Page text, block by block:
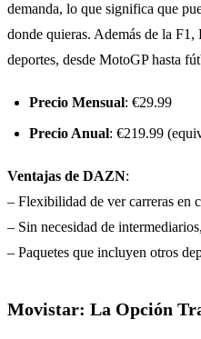
demanda, lo que significa que
donde quieras. Además de la
deportes, desde MotoGP hasta
Precio Mensual: €29.99
Precio Anual: €219.99
Ventajas de DAZN:
– Flexibilidad de ver carreras en
– Sin necesidad de
– Paquetes que incluyen otros
Movistar: La Opción